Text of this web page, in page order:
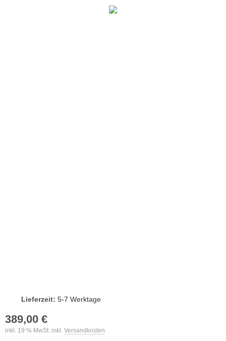
Lieferzeit: 5-7 Werktage
389,00 €
inkl. 19 % MwSt. inkl. Versandkosten